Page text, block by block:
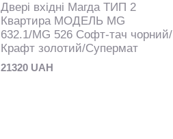
Двері вхідні Магда ТИП 2
Квартира МОДЕЛЬ MG
632.1/MG 526 Софт-тач чорний/
Крафт золотий/Супермат
21320 UAH